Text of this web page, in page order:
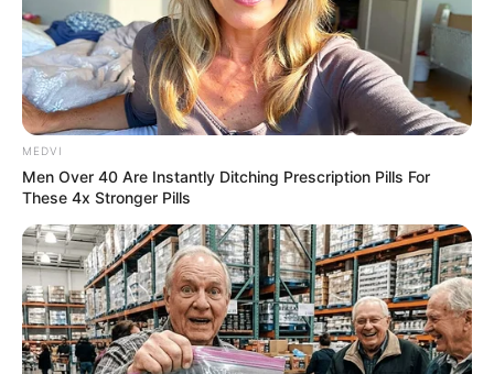
Ακολουθήστε το evianews.com στο Google
News
ΤΑ ΠΙΟ ΔΗΜΟΦΙΛΗ
MEDVI
Men Over 40 Are Instantly Ditching Prescription Pills For
These 4x Stronger Pills